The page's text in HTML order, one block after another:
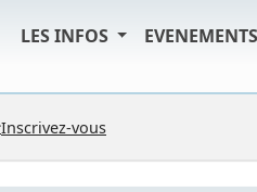
LES INFOS EVENEMENTS
Inscrivez-vous